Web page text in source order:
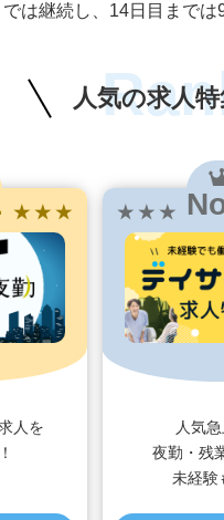
は継続し、14日目までは
人気の求人
★ ★ ★
人を
★ ★ ★
人気急
夜勤・残
未経験